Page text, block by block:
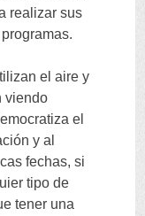
realizar sus
.
el aire y
viendo
el
y al
fechas,si
tipo de
tener una